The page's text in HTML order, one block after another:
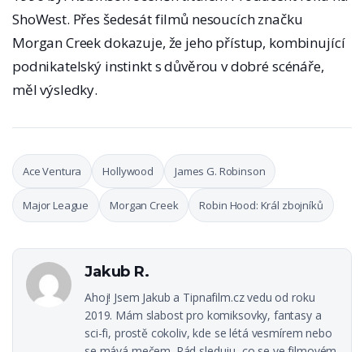
ShoWest. Přes šedesát filmů nesoucích značku
Morgan Creek dokazuje, že jeho přístup, kombinující
podnikatelský instinkt s důvěrou v dobré scénáře,
měl výsledky.
Ace Ventura Hollywood James G. Robinson
Major League Morgan Creek Robin Hood: Král zbojníků
Jakub R.
Ahoj! Jsem Jakub a Tipnafilm.cz vedu od roku
2019. Mám slabost pro komiksovky, fantasy a
sci-fi, prostě cokoliv, kde se létá vesmírem nebo